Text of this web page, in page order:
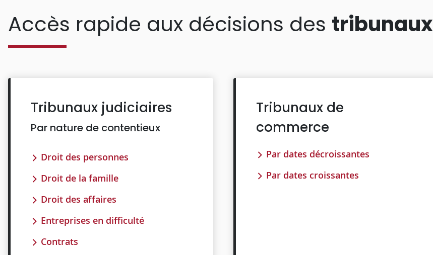
Accès rapide aux décisions des tribunaux
Tribunaux judiciaires
Par nature de contentieux
Droit des personnes
Droit de la famille
Droit des affaires
Entreprises en difficulté
Contrats
Tribunaux de
commerce
Par dates décroissantes
Par dates croissantes